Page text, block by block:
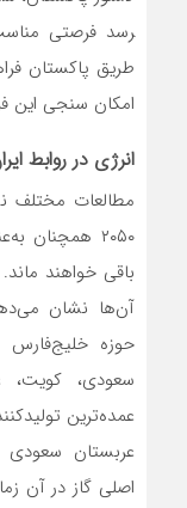
رسد فرصتی
طریق پاکستان
امکان سنجی این
انرژی در روابط
مطالعات مختلف
۲۰۵۰
باقی خواهند
حوزه خلیج‌فارس
سعودی، کویت،
عمده‌ترین
عربستان سعودی
اصلی گاز در آن